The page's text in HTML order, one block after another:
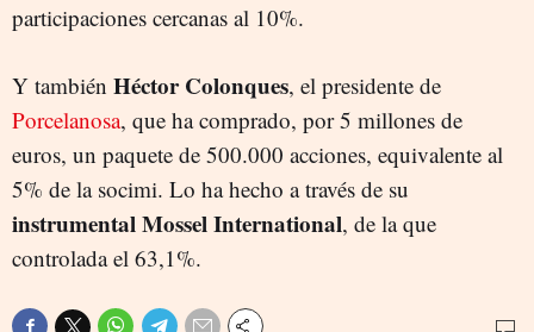
participaciones cercanas al 10%.
Y también Héctor Colonques, el presidente de
Porcelanosa, que ha comprado, por 5 millones de
euros, un paquete de 500.000 acciones, equivalente al
5% de la socimi. Lo ha hecho a través de su
instrumental Mossel International, de la que
controlada el 63,1%.